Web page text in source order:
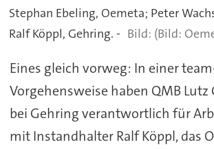
Stephan Ebeling, Oemeta; Peter
Ralf Köppl, Gehring. -
(Bild:
Eines gleich vorweg: In einer
Vorgehensweise haben QMB Lutz
bei Gehring verantwortlich für
mit Instandhalter Ralf Köppl, das